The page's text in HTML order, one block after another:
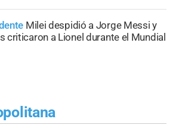
Milei despidió a Jorge Messi y
criticaron a Lionel durante el Mundial